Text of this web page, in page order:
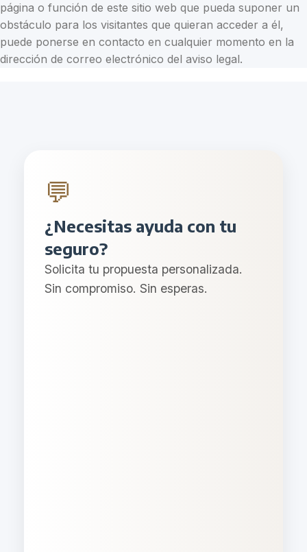
página o función de este sitio web que pueda suponer un
obstáculo para los visitantes que quieran acceder a él,
puede ponerse en contacto en cualquier momento en la
dirección de correo electrónico del aviso legal.
💬
¿Necesitas ayuda con tu
seguro?
Solicita tu propuesta personalizada.
Sin compromiso. Sin esperas.